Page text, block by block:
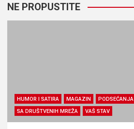
NE PROPUSTITE
HUMOR I SATIRA MAGAZIN
PODSEĆANJA
SA DRUŠTVENIH MREŽA
VAŠ STAV